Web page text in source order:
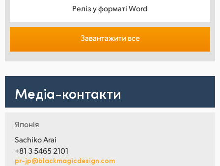
Реліз у форматі Word
Завантажити все
Медіа-контакти
Японія
Sachiko Arai
+81 3 5465 2101
pr-jp@blackmagicdesign.com